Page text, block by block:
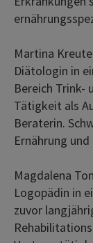
Martina
Diätologin in
Bereich Trink-
Tätigkeit als
Beraterin.
Ernährung
Magdalena
Logopädin in
zuvor